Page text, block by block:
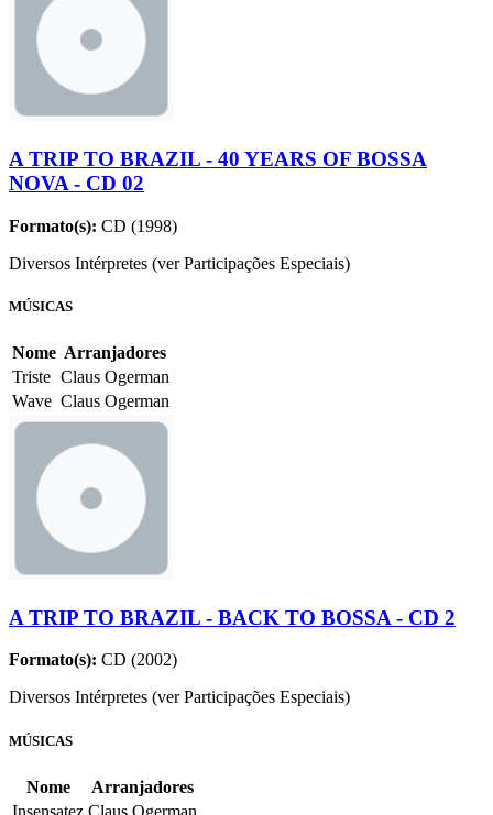
A TRIP TO BRAZIL - 40 YEARS OF BOSSA
NOVA - CD 02
Formato(s): CD (1998)
Diversos Intérpretes (ver Participações Especiais)
MÚSICAS
Nome Arranjadores
Triste Claus Ogerman
Wave Claus Ogerman
A TRIP TO BRAZIL - BACK TO BOSSA - CD 2
Formato(s): CD (2002)
Diversos Intérpretes (ver Participações Especiais)
MÚSICAS
Nome
Arranjadores
Insensatez Claus Ogerman